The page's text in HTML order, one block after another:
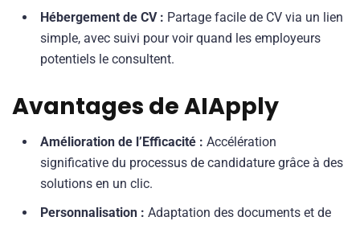
Hébergement de CV : Partage facile de CV via un lien
simple, avec suivi pour voir quand les employeurs
potentiels le consultent.
Avantages de AIApply
Amélioration de l’Efficacité : Accélération
significative du processus de candidature grâce à des
solutions en un clic.
Personnalisation : Adaptation des documents et de